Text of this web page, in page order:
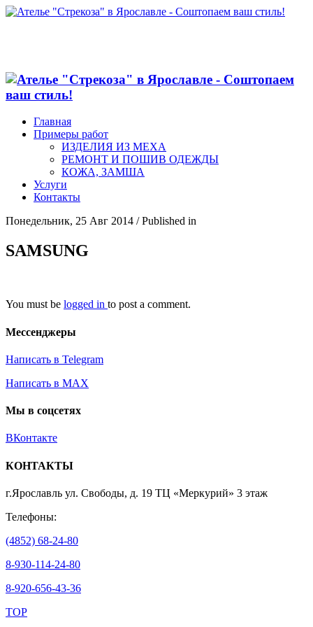
Главная
Примеры работ
ИЗДЕЛИЯ ИЗ МЕХА
РЕМОНТ И ПОШИВ ОДЕЖДЫ
КОЖА, ЗАМША
Услуги
Контакты
Понедельник, 25 Авг 2014 /Published in
SAMSUNG
You must be logged in to post a comment.
Мессенджеры
Написать в Telegram
Написать в MAX
Мы в соцсетях
ВКонтакте
КОНТАКТЫ
г.Ярославль ул. Свободы, д. 19 ТЦ «Меркурий» 3 этаж
Телефоны:
(4852) 68-24-80
8-930-114-24-80
8-920-656-43-36
TOP